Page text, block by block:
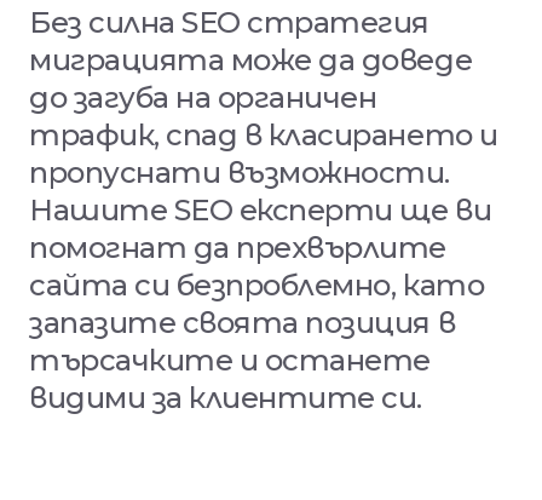
Без силна SEO стратегия
миграцията може да доведе
до загуба на органичен
трафик, спад в класирането и
пропуснати възможности.
Нашите SEO експерти ще ви
помогнат да прехвърлите
сайта си безпроблемно, като
запазите своята позиция в
търсачките и останете
видими за клиентите си.